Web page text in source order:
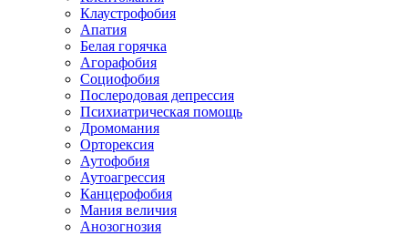
Клаустрофобия
Апатия
Белая горячка
Агорафобия
Социофобия
Послеродовая депрессия
Психиатрическая помощь
Дромомания
Орторексия
Аутофобия
Аутоагрессия
Канцерофобия
Мания величия
Анозогнозия